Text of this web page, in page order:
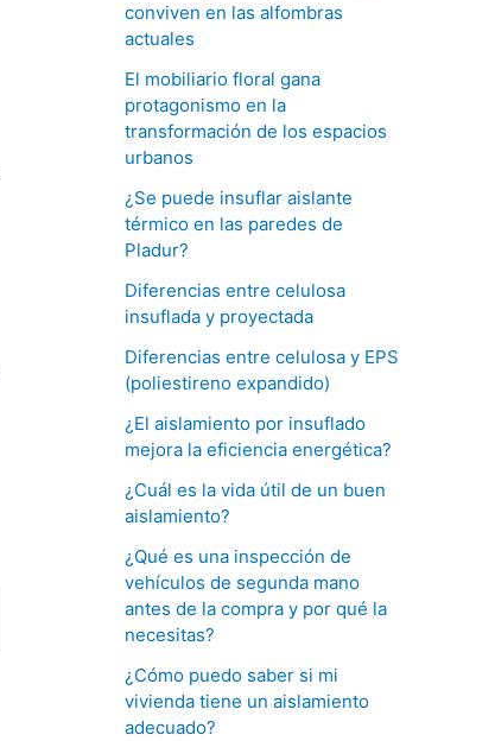
conviven en las alfombras
actuales
El mobiliario floral gana
protagonismo en la
transformación de los espacios
urbanos
¿Se puede insuflar aislante
térmico en las paredes de
Pladur?
Diferencias entre celulosa
insuflada y proyectada
Diferencias entre celulosa y EPS
(poliestireno expandido)
¿El aislamiento por insuflado
mejora la eficiencia energética?
¿Cuál es la vida útil de un buen
aislamiento?
¿Qué es una inspección de
vehículos de segunda mano
antes de la compra y por qué la
necesitas?
¿Cómo puedo saber si mi
vivienda tiene un aislamiento
adecuado?